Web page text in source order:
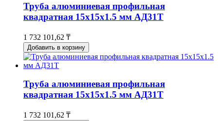
Труба алюминиевая профильная
квадратная 15х15х1.5 мм АД31Т
1 732 101,62 ₸
Добавить в корзину
Труба алюминиевая профильная
квадратная 15х15х1.5 мм АД31Т
1 732 101,62 ₸